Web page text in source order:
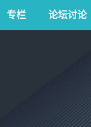
专栏 论坛讨论